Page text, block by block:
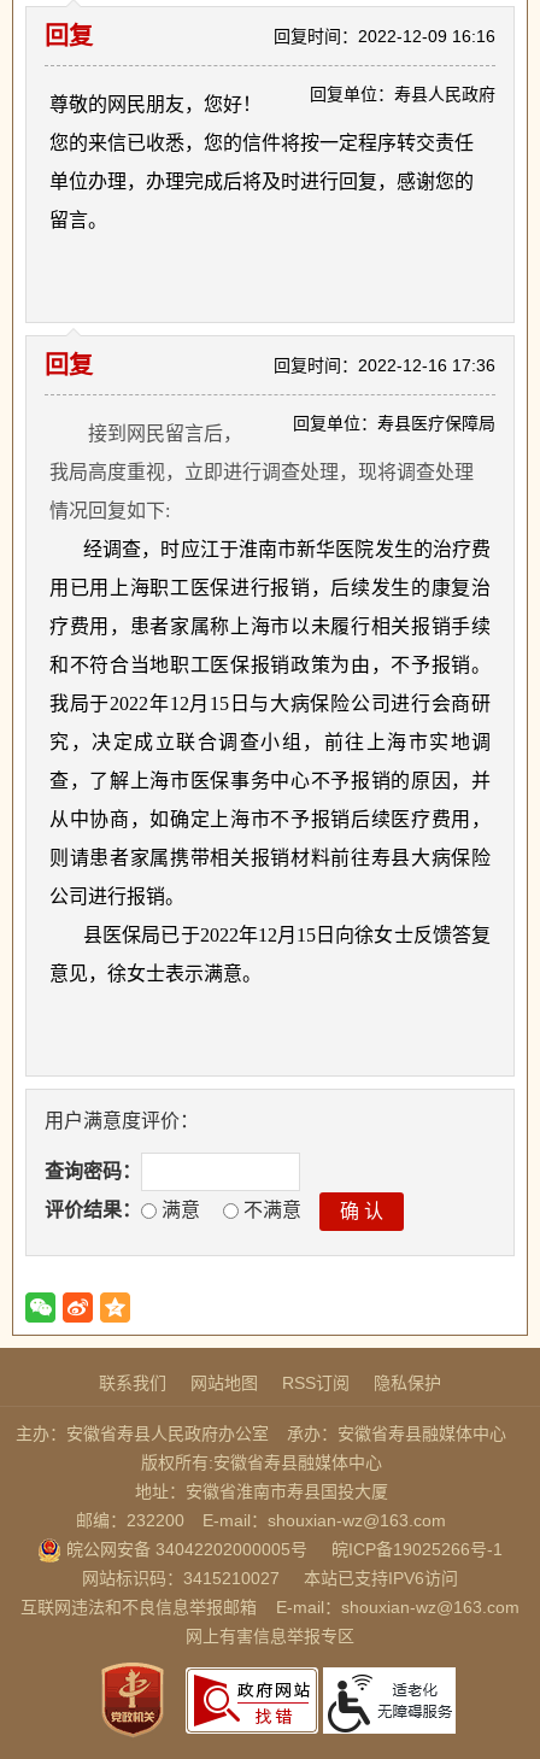
回复时间：2022-12-09 16:16
回复单位：寿县人民政府
回复
尊敬的网民朋友，您好！
您的来信已收悉，您的信件将按一定程序转交责任
单位办理，办理完成后将及时进行回复，感谢您的
留言。
回复时间：2022-12-16 17:36
回复单位：寿县医疗保障局
回复
接到网民留言后，
我局高度重视，立即进行调查处理，现将调查处理
情况回复如下:
经调查，时应江于淮南市新华医院发生的治疗费
用已用上海职工医保进行报销，后续发生的康复治
疗费用，患者家属称上海市以未履行相关报销手续
和不符合当地职工医保报销政策为由，不予报销。
我局于2022年12月15日与大病保险公司进行会商研
究，决定成立联合调查小组，前往上海市实地调
查，了解上海市医保事务中心不予报销的原因，并
从中协商，如确定上海市不予报销后续医疗费用，
则请患者家属携带相关报销材料前往寿县大病保险
公司进行报销。
县医保局已于2022年12月15日向徐女士反馈答复
意见，徐女士表示满意。
用户满意度评价：
查询密码：
评价结果：
满意 不满意
联系我们 网站地图 RSS订阅 隐私保护
主办：安徽省寿县人民政府办公室
承办：安徽省寿县融媒体中心
版权所有:安徽省寿县融媒体中心
地址：安徽省淮南市寿县国投大厦
邮编：232200
E-mail：shouxian-wz@163.com
皖公网安备 34042202000005号
皖ICP备19025266号-1
网站标识码：3415210027
本站已支持IPV6访问
互联网违法和不良信息举报邮箱
E-mail：shouxian-wz@163.com
网上有害信息举报专区